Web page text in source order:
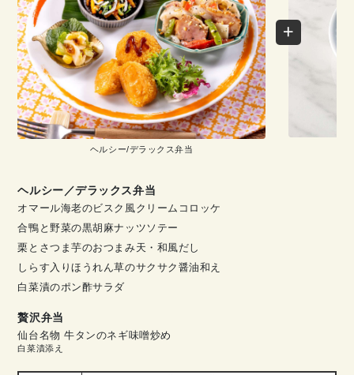
ヘルシー/デラックス弁当
ヘルシー／デラックス弁当
オマール海老のビスク風クリームコロッケ
合鴨と野菜の黒胡麻ナッツソテー
栗とさつま芋のおつまみ天・和風だし
しらす入りほうれん草のサクサク醤油和え
白菜漬のポン酢サラダ
贅沢弁当
仙台名物 牛タンのネギ味噌炒め
白菜漬添え